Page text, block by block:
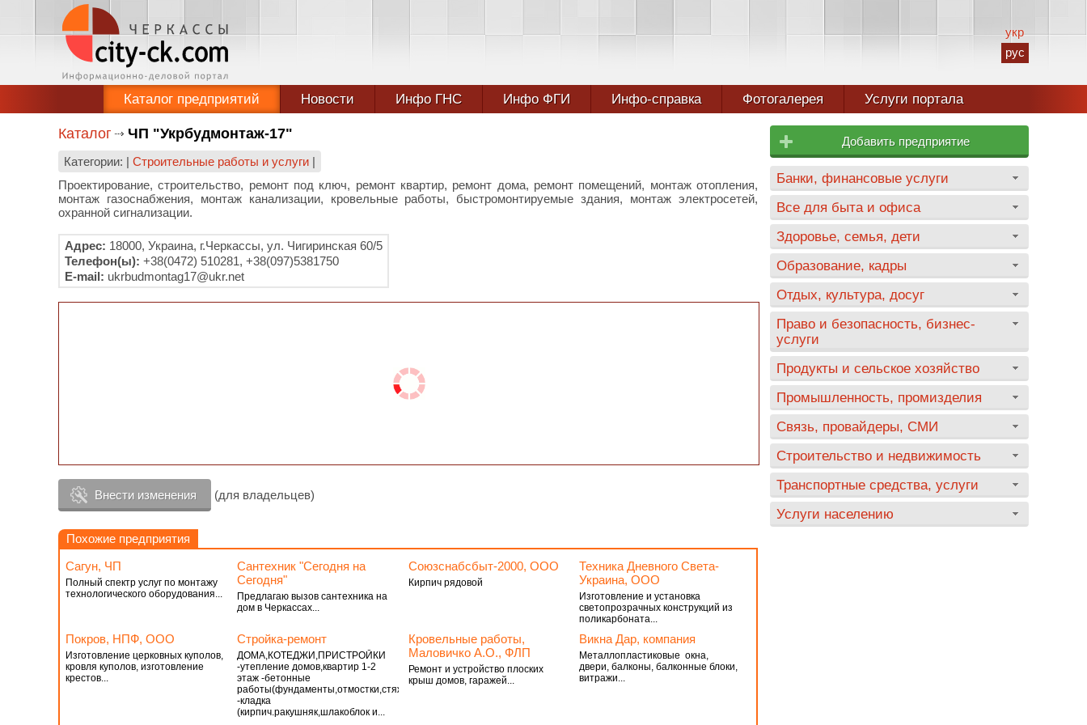
укр
рус
Каталог предприятий Новости Инфо ГНС Инфо ФГИ Инфо-справка Фотогалерея Услуги портала
Каталог ЧП "Укрбудмонтаж-17"
Категории: | Строительные работы и услуги |
Проектирование, строительство, ремонт под ключ, ремонт квартир, ремонт дома, ремонт помещений, монтаж отопления,
монтаж газоснабжения, монтаж канализации, кровельные работы, быстромонтируемые здания, монтаж электросетей,
охранной сигнализации.
Адрес: 18000, Украина, г.Черкассы, ул. Чигиринская 60/5
Телефон(ы): +38(0472) 510281, +38(097)5381750
E-mail: ukrbudmontag17@ukr.net
Внести изменения (для владельцев)
Похожие предприятия
Сагун, ЧП
Полный спектр услуг по монтажу
технологического оборудования...
Сантехник "Сегодня на
Сегодня"
Предлагаю вызов сантехника на
дом в Черкассах...
Союзснабсбыт-2000, ООО
Кирпич рядовой
Техника Дневного Света-
Украина, ООО
Изготовление и установка
светопрозрачных конструкций из
поликарбоната...
Покров, НПФ, ООО
Изготовление церковных куполов,
кровля куполов, изготовление
крестов...
Стройка-ремонт
ДОМА,КОТЕДЖИ,ПРИСТРОЙКИ
-утепление домов,квартир 1-2
этаж -бетонные
работы(фундаменты,отмостки,стяжки,лестницы)
-кладка
(кирпич.ракушняк,шлакоблок и...
Кровельные работы,
Маловичко А.О., ФЛП
Ремонт и устройство плоских
крыш домов, гаражей...
Викна Дар, компания
Металлопластиковые окна,
двери, балконы, балконные блоки,
витражи...
Добавить предприятие
Банки, финансовые услуги
Все для быта и офиса
Здоровье, семья, дети
Образование, кадры
Отдых, культура, досуг
Право и безопасность, бизнес-
услуги
Продукты и сельское хозяйство
Промышленность, промизделия
Связь, провайдеры, СМИ
Строительство и недвижимость
Транспортные средства, услуги
Услуги населению